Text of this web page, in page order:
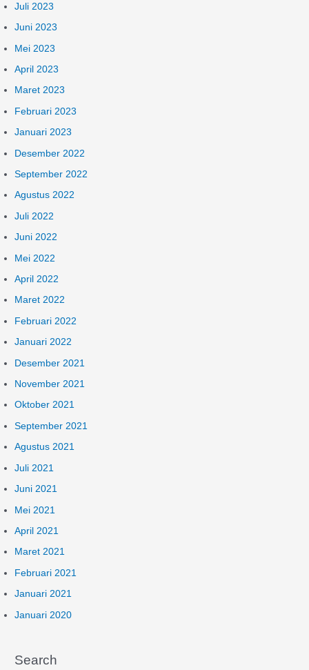
Juli 2023
Juni 2023
Mei 2023
April 2023
Maret 2023
Februari 2023
Januari 2023
Desember 2022
September 2022
Agustus 2022
Juli 2022
Juni 2022
Mei 2022
April 2022
Maret 2022
Februari 2022
Januari 2022
Desember 2021
November 2021
Oktober 2021
September 2021
Agustus 2021
Juli 2021
Juni 2021
Mei 2021
April 2021
Maret 2021
Februari 2021
Januari 2021
Januari 2020
Search